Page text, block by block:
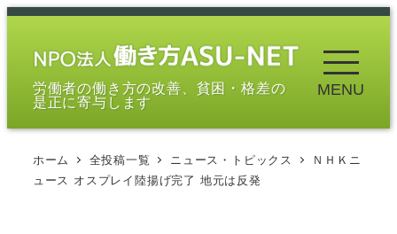
メ
労働者の働き方の改善、貧困・格差の
是正に寄与します
MENU
ホーム 全投稿一覧 ニュース・トピックス
ＮＨＫニ
ュース オスプレイ陸揚げ完了 地元は反発